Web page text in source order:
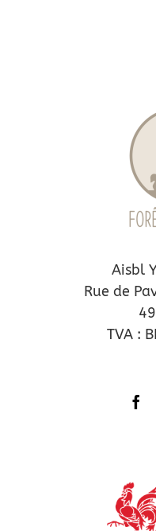
Aisbl
Rue de
TVA :